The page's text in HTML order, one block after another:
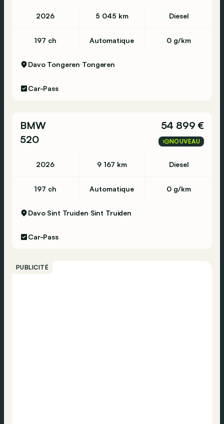
2026 5 045 km Diesel
197 ch Automatique 0 g/km
Davo Tongeren Tongeren
Car-Pass
BMW
520
54 899 €
NOUVEAU
2026 9 167 km Diesel
197 ch Automatique 0 g/km
Davo Sint Truiden Sint Truiden
Car-Pass
PUBLICITÉ